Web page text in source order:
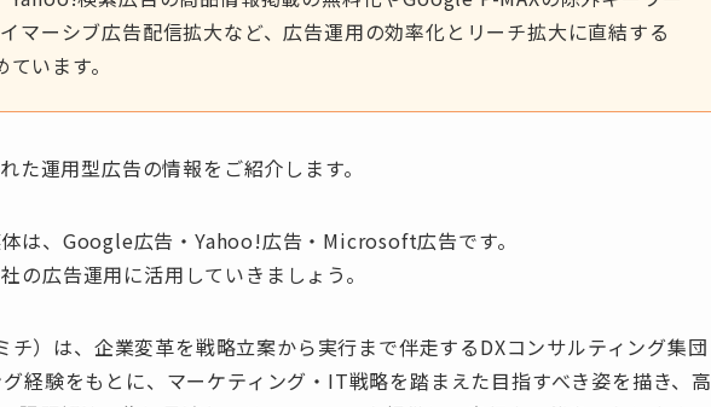
マーシブ広告配信拡大など、広告運用の効率化とリーチ拡大に直結する
います。
た運用型広告の情報をご紹介します。
は、Google広告・Yahoo!広告・Microsoft広告です。
の広告運用に活用していきましょう。
チ）は、企業変革を戦略立案から実行まで伴走するDXコンサルティング集団
経験をもとに、マーケティング・IT戦略を踏まえた目指すべき姿を描き、高